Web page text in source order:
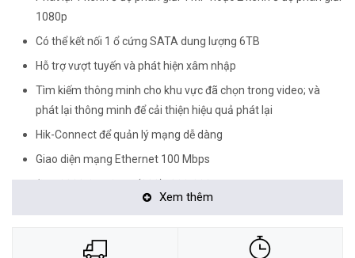
1080p
Có thể kết nối 1 ổ cứng SATA dung lượng 6TB
Hỗ trợ vượt tuyến và phát hiện xâm nhập
Tìm kiếm thông minh cho khu vực đã chọn trong video; và
phát lại thông minh để cải thiện hiệu quả phát lại
Hik-Connect để quản lý mạng dễ dàng
Giao diện mạng Ethernet 100 Mbps
<Hotline: 0828.011.011 - (028)7300.2021 - VoHoang.vn>
Tư vấn cách chọn loại camera và dịch vụ lắp đặt camera tận nơi:
Xem thêm